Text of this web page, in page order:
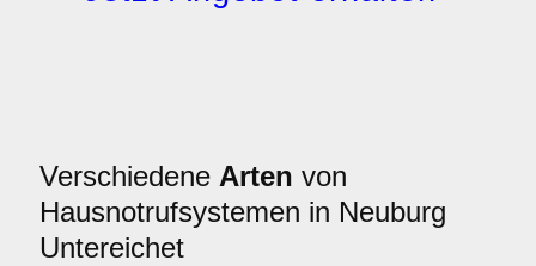
Verschiedene Arten von
Hausnotrufsystemen in Neuburg
Untereichet